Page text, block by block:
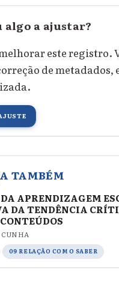
a ajustar?
este registro.
de metadados,
TAMBÉM
APRENDIZAGEM
DA TENDÊNCIA
CUNHA
09 RELAÇÃO COM O SABER